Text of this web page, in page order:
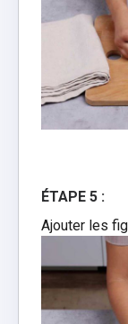
ÉTAPE 5 :
Ajouter les